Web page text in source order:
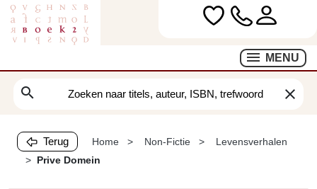
MENU
search clear
Terug Home Non-Fictie
Levensverhalen
Prive Domein